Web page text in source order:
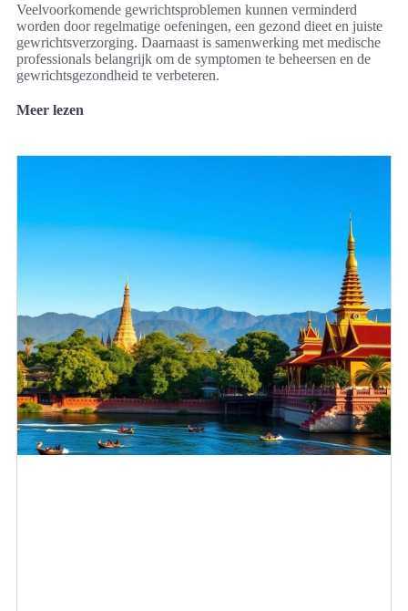
Veelvoorkomende gewrichtsproblemen kunnen verminderd
worden door regelmatige oefeningen, een gezond dieet en juiste
gewrichtsverzorging. Daarnaast is samenwerking met medische
professionals belangrijk om de symptomen te beheersen en de
gewrichtsgezondheid te verbeteren.
Meer lezen